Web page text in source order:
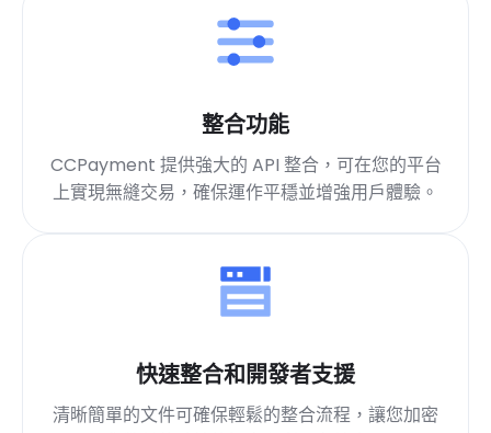
整合功能
CCPayment 提供強大的 API 整合，可在您的平台
上實現無縫交易，確保運作平穩並增強用戶體驗。
快速整合和開發者支援
清晰簡單的文件可確保輕鬆的整合流程，讓您加密